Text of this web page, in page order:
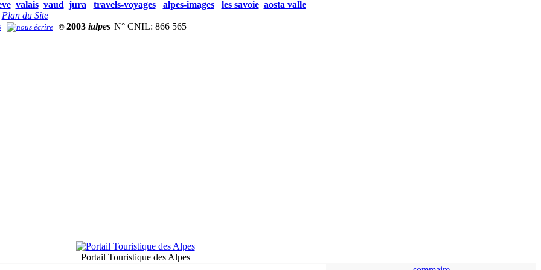
valais vaud jura travels-voyages alpes-images les savoie aosta valle
Plan du Site
© 2003 ialpes N° CNIL: 866 565
Portail Touristique des Alpes